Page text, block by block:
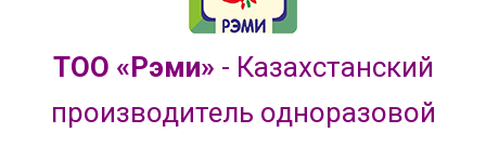
ТОО «Рэми» - Казахстанский
производитель одноразовой